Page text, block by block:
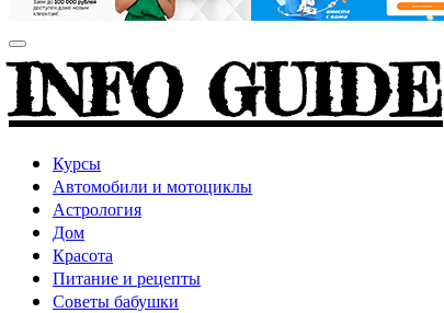
INFO GUIDE
Курсы
Автомобили и мотоциклы
Астрология
Дом
Красота
Питание и рецепты
Советы бабушки